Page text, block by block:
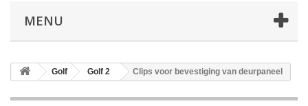
MENU
Golf Golf 2 Clips voor bevestiging van deurpaneel